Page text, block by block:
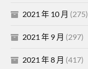
2021 年 10 月 (275)
2021 年 9 月 (297)
2021 年 8 月 (417)